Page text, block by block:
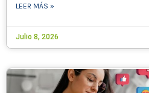
LEER MÁS »
Julio 8, 2026